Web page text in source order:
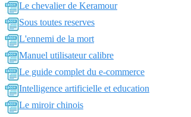
Le chevalier de Keramour
Sous toutes reserves
L'ennemi de la mort
Manuel utilisateur calibre
Le guide complet du e-commerce
Intelligence artificielle et education
Le miroir chinois